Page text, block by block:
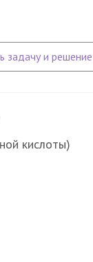
кислоты)